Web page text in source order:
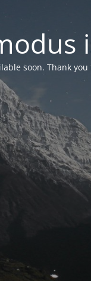
soon. Thank